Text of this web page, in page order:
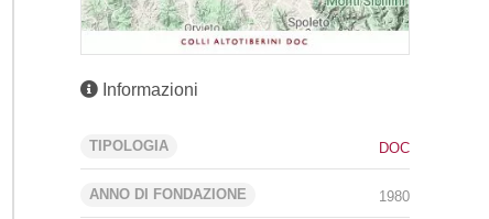
Informazioni
TIPOLOGIA DOC
ANNO DI FONDAZIONE 1980